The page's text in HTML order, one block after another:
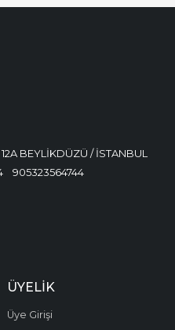
BEYLİKDÜZÜ / İSTANBUL
905323564744
ÜYELIK
Üye Girişi